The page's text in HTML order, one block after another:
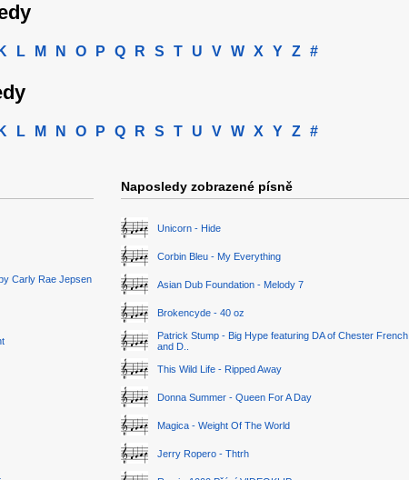
K L M N O P Q R S T U V W X Y Z #
K L M N O P Q R S T U V W X Y Z #
Carly Rae Jepsen
Naposledy zobrazené písně
Unicorn - Hide
Corbin Bleu - My Everything
Asian Dub Foundation - Melody 7
Brokencyde - 40 oz
Patrick Stump - Big Hype featuring DA of Chester French
and D..
This Wild Life - Ripped Away
Donna Summer - Queen For A Day
Magica - Weight Of The World
Jerry Ropero - Thtrh